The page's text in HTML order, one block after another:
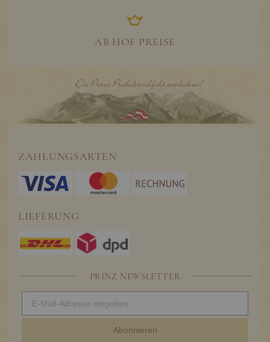
AB HOF PREISE
ZAHLUNGSARTEN
LIEFERUNG
PRINZ NEWSLETTER
Abonnieren